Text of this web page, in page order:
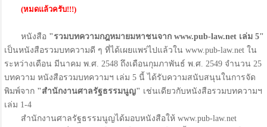
(หมดแล้วครับ!!!)
หนังสือ "รวมบทความกฎหมายมหาชนจาก www.pub-law.net เล่ม 5"
เป็นหนังสือรวมบทความดี ๆ ที่ได้เผยแพร่ไปแล้วใน www.pub-law.net ใน
ระหว่างเดือน มีนาคม พ.ศ. 2548 ถึงเดือนกุมภาพันธ์ พ.ศ. 2549 จำนวน 25
บทความ หนังสือรวมบทความฯ เล่ม 5 นี้ ได้รับความสนับสนุนในการจัด
พิมพ์จาก "สำนักงานศาลรัฐธรรมนูญ" เช่นเดียวกับหนังสือรวมบทความฯ
เล่ม 1-4
สำนักงานศาลรัฐธรรมนูญได้มอบหนังสือให้ www.pub-law.net